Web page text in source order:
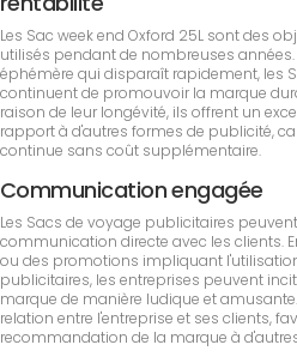
Les Sac week end Oxford 25L sont des
utilisés pendant de nombreuses
éphémère qui disparaît rapidement, les
continuent de promouvoir la marque
raison de leur longévité, ils offrent un
rapport à d'autres formes de publicité,
continue sans coût supplémentaire.
Communication engagée
Les Sacs de voyage publicitaires
communication directe avec les clients.
ou des promotions impliquant
publicitaires, les entreprises peuvent
marque de manière ludique et
relation entre l'entreprise et ses clients,
recommandation de la marque à